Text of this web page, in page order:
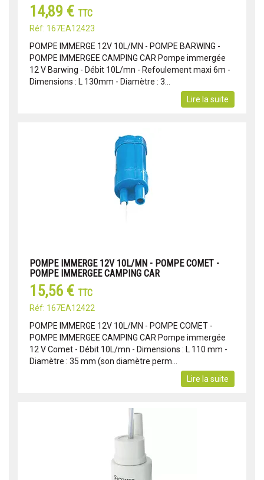
14,89 € TTC
Réf: 167EA12423
POMPE IMMERGE 12V 10L/MN - POMPE BARWING -
POMPE IMMERGEE CAMPING CAR Pompe immergée
12 V Barwing - Débit 10L/mn - Refoulement maxi 6m -
Dimensions : L 130mm - Diamètre : 3...
Lire la suite
POMPE IMMERGE 12V 10L/MN - POMPE COMET -
POMPE IMMERGEE CAMPING CAR
15,56 € TTC
Réf: 167EA12422
POMPE IMMERGE 12V 10L/MN - POMPE COMET -
POMPE IMMERGEE CAMPING CAR Pompe immergée
12 V Comet - Débit 10L/mn - Dimensions : L 110 mm -
Diamètre : 35 mm (son diamètre perm...
Lire la suite